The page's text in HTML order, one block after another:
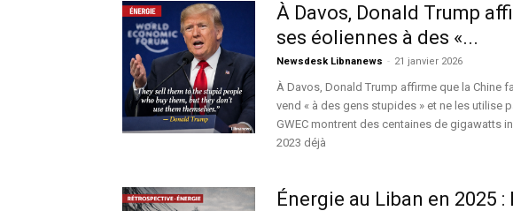
À Davos, Donald Trump
ses éoliennes à des «...
Newsdesk Libnanews - 21 janvier 2026
À Davos, Donald Trump affirme que la Chine
vend « à des gens stupides » et ne les utilise
GWEC montrent des centaines de gigawatts
2023 déjà
Énergie au Liban en 2025